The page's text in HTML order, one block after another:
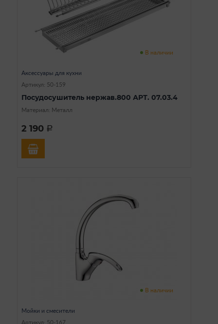
В наличии
Аксессуары для кухни
Артикул: 50-159
Посудосушитель нержав.800 АРТ. 07.03.4
Материал: Металл
2 190 a
В наличии
Мойки и смесители
Артикул: 50-167